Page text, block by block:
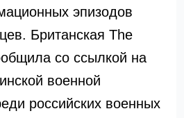
эпизодов
Британская The
со ссылкой на
военной
российских военных